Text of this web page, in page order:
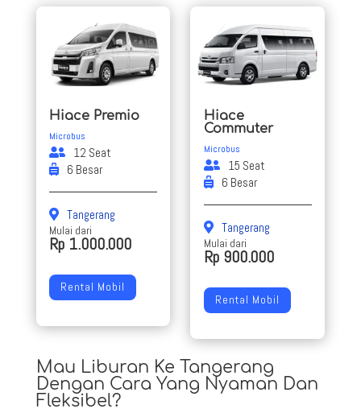
Hiace Premio
Microbus
12 Seat
6 Besar
Tangerang
Mulai dari
Rp 1.000.000
Rental Mobil
Hiace
Commuter
Microbus
15 Seat
6 Besar
Tangerang
Mulai dari
Rp 900.000
Rental Mobil
Mau Liburan Ke Tangerang
Dengan Cara Yang Nyaman Dan
Fleksibel?